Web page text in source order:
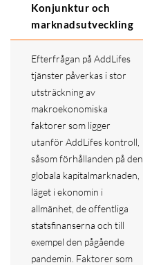
Konjunktur och
marknadsutveckling
Efterfrågan på AddLifes
tjänster påverkas i stor
utsträckning av
makroekonomiska
faktorer som ligger
utanför AddLifes kontroll,
såsom förhållanden på den
globala kapitalmarknaden,
läget i ekonomin i
allmänhet, de offentliga
statsfinanserna och till
exempel den pågående
pandemin. Faktorer som